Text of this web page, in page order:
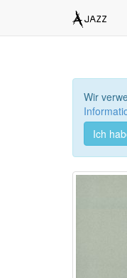
Wir
Ich